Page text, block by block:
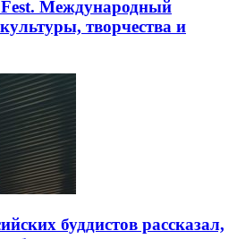
Международный
творчества и
буддистов рассказал,